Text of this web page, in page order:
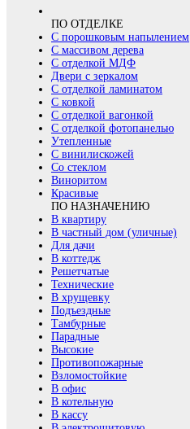
ПО ОТДЕЛКЕ
С порошковым напылением
С массивом дерева
С отделкой МДФ
Двери с зеркалом
С отделкой ламинатом
С ковкой
С отделкой вагонкой
С отделкой фотопанелью
Утепленные
С винилискожей
Со стеклом
Виноритом
Красивые
ПО НАЗНАЧЕНИЮ
В квартиру
В частный дом (уличные)
Для дачи
В коттедж
Решетчатые
Технические
В хрущевку
Подъездные
Тамбурные
Парадные
Высокие
Противопожарные
Взломостойкие
В офис
В котельную
В кассу